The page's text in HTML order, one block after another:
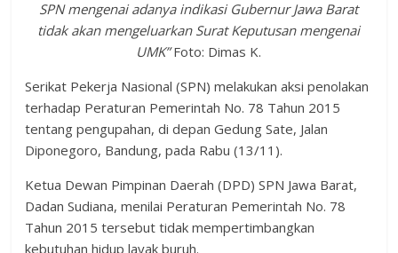
SPN mengenai adanya indikasi Gubernur Jawa Barat
tidak akan mengeluarkan Surat Keputusan mengenai
UMK”Foto: Dimas K.
Serikat Pekerja Nasional (SPN) melakukan aksi penolakan
terhadap Peraturan Pemerintah No. 78 Tahun 2015
tentang pengupahan, di depan Gedung Sate, Jalan
Diponegoro, Bandung, pada Rabu (13/11).
Ketua Dewan Pimpinan Daerah (DPD) SPN Jawa Barat,
Dadan Sudiana, menilai Peraturan Pemerintah No. 78
Tahun 2015 tersebut tidak mempertimbangkan
kebutuhan hidup layak buruh.